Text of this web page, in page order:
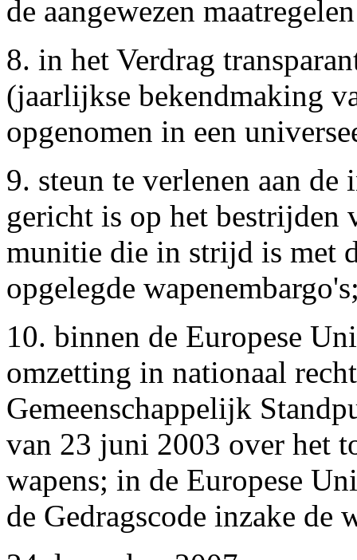
de aangewezen
8. in het Verdrag
(jaarlijkse bekendmaking
opgenomen in een
9. steun te verlenen aan
gericht is op het bestrijden
munitie die in strijd is met
opgelegde
10. binnen de Europese
omzetting in nationaal
Gemeenschappelijk
van 23 juni 2003 over het
wapens; in de Europese
de Gedragscode inzake